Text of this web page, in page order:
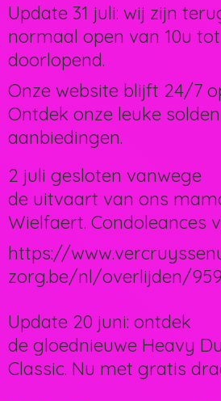
Update 31 juli: wij zijn
normaal open van 10u tot
doorlopend.
Onze website blijft 24/7
Ontdek onze leuke solden
aanbiedingen.
2 juli gesloten vanwege
de uitvaart van ons
Wielfaert. Condoleances
https://
zorg.be/nl/overlijden/
Update 20 juni: ontdek
de gloednieuwe Heavy
Classic. Nu met gratis